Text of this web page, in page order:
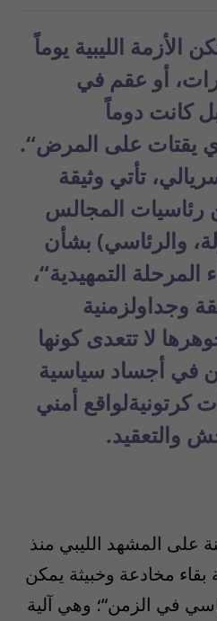
الأزمة الليبية يوما
، أو عقم في
كانت دوما
يقتات على المرض“.
، تأتي وثيقة
رئاسيات المجالس
، والرئاسي) بشأن
المرحلة التمهيدية“،
وجداولزمنية
لا تتعدى كونها
في أجساد سياسية
كرتونيةلواقع أمني
والتعقيد.
على المشهد الليبي منذ
بقاء مخادعة وخبيثة يمكن
في الزمن“؛ وهي آلية